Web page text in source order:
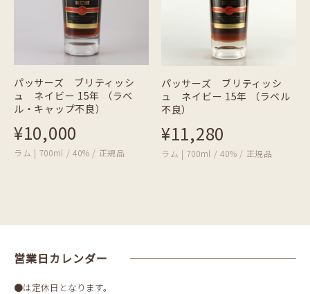
パッサーズ ブリティッシ
ュ ネイビー 15年 （ラベ
ル・キャップ不良）
¥10,000
ラム | 700ml / 40% / 正規品
パッサーズ ブリティッシ
ュ ネイビー 15年 （ラベル
不良）
¥11,280
ラム | 700ml / 40% / 正規品
営業日カレンダー
●は定休日となります。